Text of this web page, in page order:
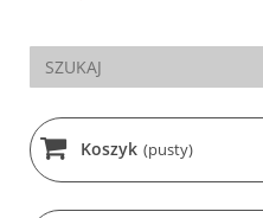
Koszyk (pusty)